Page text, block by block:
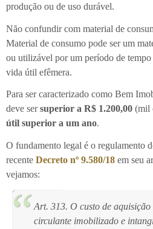
produção ou de uso durável.
Não confundir com material de
Material de consumo pode ser um
ou utilizável por um período de tempo
vida útil efêmera.
Para ser caracterizado como Bem
deve sersuperior a R$ 1.200,00 (mil
útil superior a um ano.
O fundamento legal é o regulamento
recente Decreto nº 9.580/18 em seu
vejamos:
Art. 313. O custo de
circulante imobilizado e